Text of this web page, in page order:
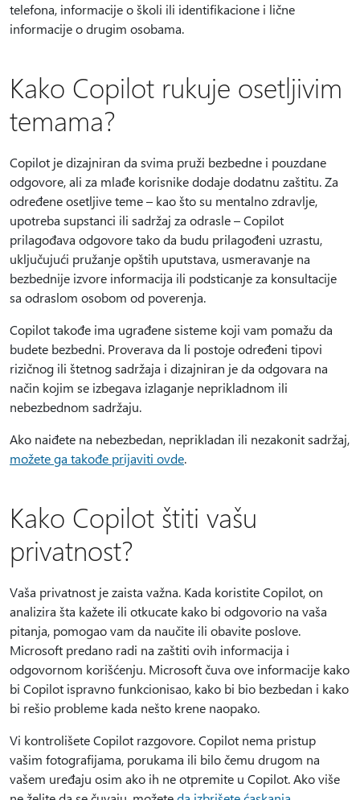
telefona, informacije o školi ili identifikacione i lične
informacije o drugim osobama.
Kako Copilot rukuje osetljivim
temama?
Copilot je dizajniran da svima pruži bezbedne i pouzdane
odgovore, ali za mlađe korisnike dodaje dodatnu zaštitu. Za
određene osetljive teme – kao što su mentalno zdravlje,
upotreba supstanci ili sadržaj za odrasle – Copilot
prilagođava odgovore tako da budu prilagođeni uzrastu,
uključujući pružanje opštih uputstava, usmeravanje na
bezbednije izvore informacija ili podsticanje za konsultacije
sa odraslom osobom od poverenja.
Copilot takođe ima ugrađene sisteme koji vam pomažu da
budete bezbedni. Proverava da li postoje određeni tipovi
rizičnog ili štetnog sadržaja i dizajniran je da odgovara na
način kojim se izbegava izlaganje neprikladnom ili
nebezbednom sadržaju.
Ako naiđete na nebezbedan, neprikladan ili nezakonit sadržaj,
možete ga takođe prijaviti ovde.
Kako Copilot štiti vašu
privatnost?
Vaša privatnost je zaista važna. Kada koristite Copilot, on
analizira šta kažete ili otkucate kako bi odgovorio na vaša
pitanja, pomogao vam da naučite ili obavite poslove.
Microsoft predano radi na zaštiti ovih informacija i
odgovornom korišćenju. Microsoft čuva ove informacije kako
bi Copilot ispravno funkcionisao, kako bi bio bezbedan i kako
bi rešio probleme kada nešto krene naopako.
Vi kontrolišete Copilot razgovore. Copilot nema pristup
vašim fotografijama, porukama ili bilo čemu drugom na
vašem uređaju osim ako ih ne otpremite u Copilot. Ako više